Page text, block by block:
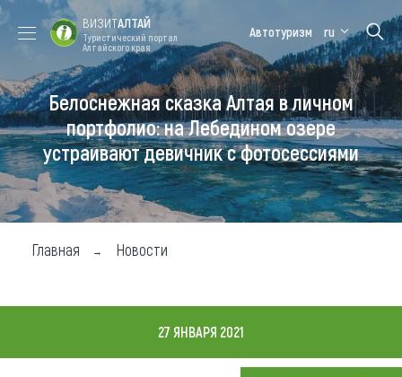
Форум VISIT
ALTAI
Цветение
маральника
Медицинский
форум
Алтайская
зимовка
Туры
Где побывать
Чем заняться
Карта
ВИЗИТАЛТАЙ
Туристический портал
Алтайского края
Автотуризм ru
Белоснежная сказка Алтая в личном
портфолио: на Лебедином озере
устраивают девичник с фотосессиями
Главная Новости
27 ЯНВАРЯ 2021